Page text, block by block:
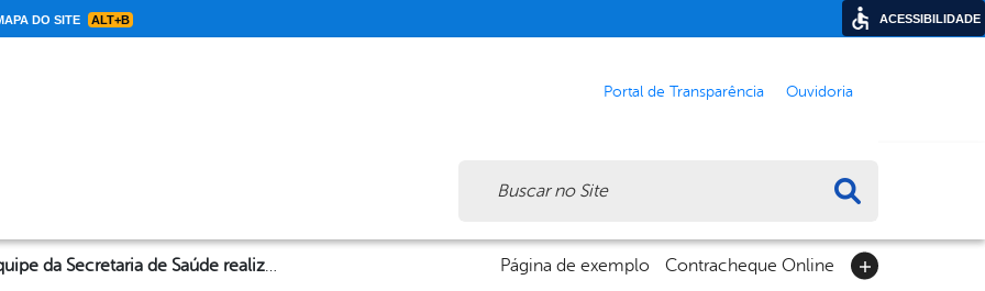
DO SITE ALT+B
Portal de Transparência Ouvidoria
Cabrobó: Equipe da Secretaria de Saúde realiza culto em celebração à melhora da pandemia no município Página de exemplo Contracheque Online
ACESSIBILIDADE